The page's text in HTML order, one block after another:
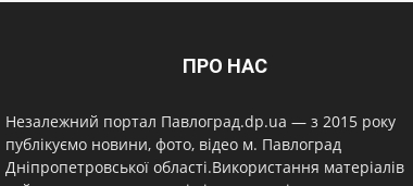
ПРО НАС
Незалежний портал Павлоград.dp.ua — з 2015 року
публікуємо новини, фото, відео м. Павлоград
Дніпропетровської області.Використання матеріалів